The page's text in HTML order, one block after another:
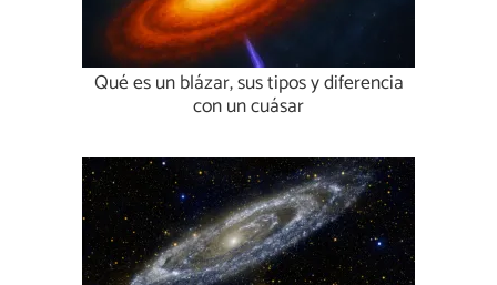
Qué es un blázar, sus tipos y diferencia
con un cuásar